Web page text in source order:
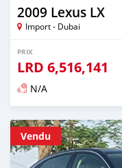
2009 Lexus LX
Import - Dubai
PRIX
LRD 6,516,141
N/A
Publié il y a presque 6 ans
Vendu